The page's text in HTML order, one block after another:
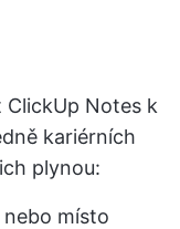
ClickUp Notes k
kariérních
plynou:
místo